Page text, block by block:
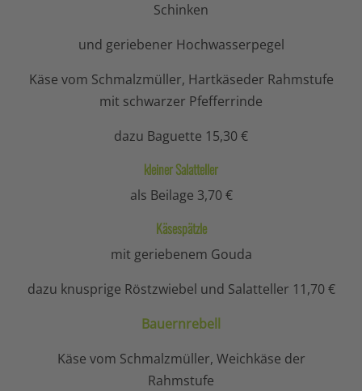
Schinken
und geriebener Hochwasserpegel
Käse vom Schmalzmüller, Hartkäseder Rahmstufe
mit schwarzer Pfefferrinde
dazu Baguette 15,30 €
kleiner Salatteller
als Beilage 3,70 €
Käsespätzle
mit geriebenem Gouda
dazu knusprige Röstzwiebel und Salatteller 11,70 €
Bauernrebell
Käse vom Schmalzmüller, Weichkäse der
Rahmstufe